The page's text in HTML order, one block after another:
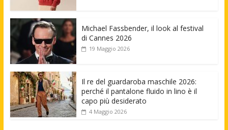
Michael Fassbender, il look al festival
di Cannes 2026
19 Maggio 2026
Il re del guardaroba maschile 2026:
perché il pantalone fluido in lino è il
capo più desiderato
4 Maggio 2026